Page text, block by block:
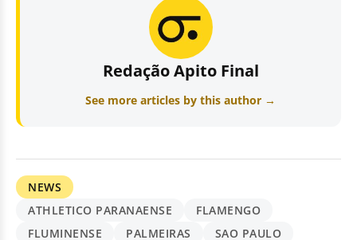
Redação Apito Final
See more articles by this author →
NEWS
ATHLETICO PARANAENSE
FLAMENGO
FLUMINENSE
PALMEIRAS
SAO PAULO